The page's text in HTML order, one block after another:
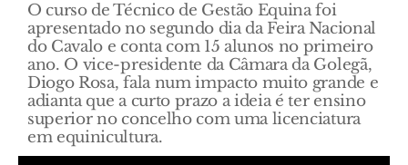
O curso de Técnico de Gestão Equina foi
apresentado no segundo dia da Feira Nacional
do Cavalo e conta com 15 alunos no primeiro
ano. O vice-presidente da Câmara da Golegã,
Diogo Rosa, fala num impacto muito grande e
adianta que a curto prazo a ideia é ter ensino
superior no concelho com uma licenciatura
em equinicultura.